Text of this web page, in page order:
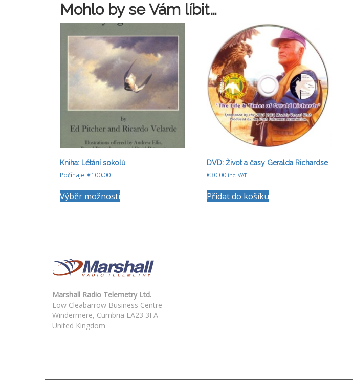
Mohlo by se Vám líbit…
Kniha: Létání sokolů
Počínaje: €100.00
Výběr možnostíprodukt
vybrat
na
stránce
produktu
DVD: Život a časy Geralda Richardse
€30.00 inc. VAT
Přidat do košíku
Marshall Radio Telemetry Ltd.
Low Cleabarrow Business Centre
Windermere, Cumbria LA23 3FA
United Kingdom